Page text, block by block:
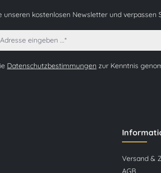
unseren kostenlosen Newsletter und verpassen
Datenschutzbestimmungen zur Kenntnis
Versand &